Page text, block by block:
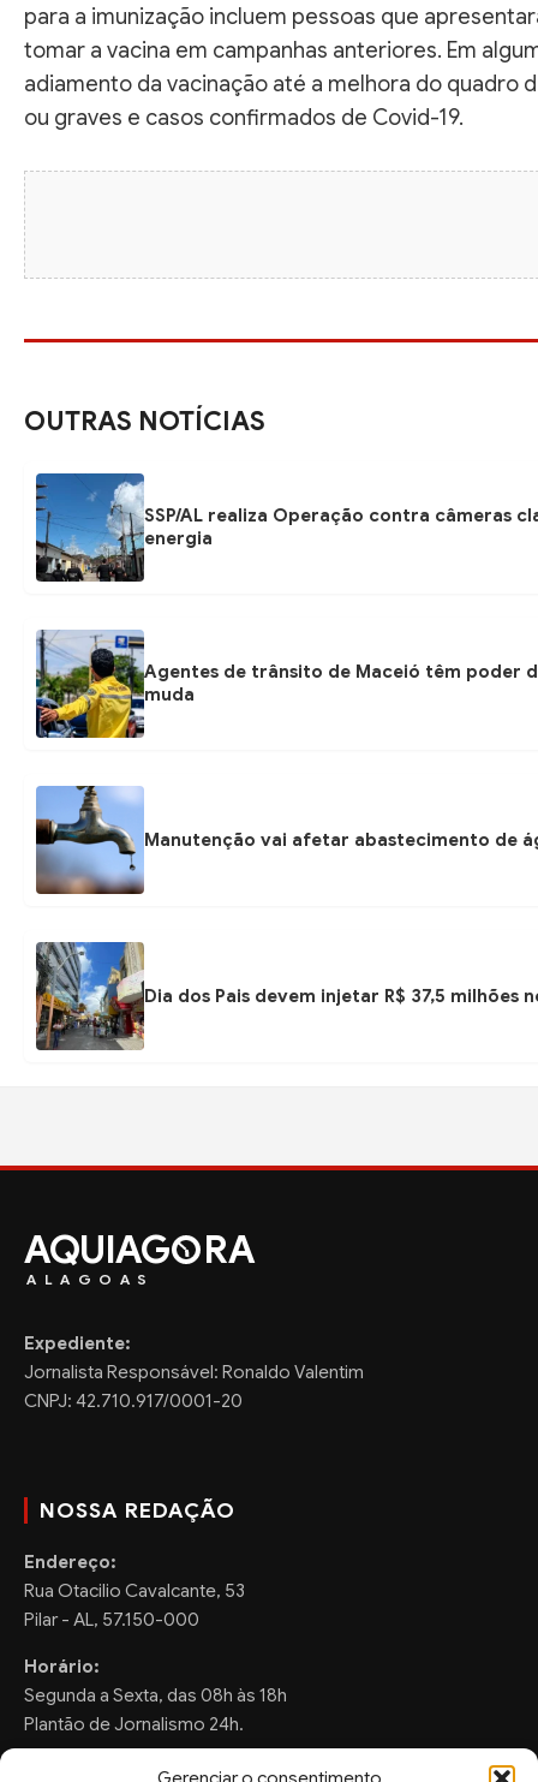
para a imunização incluem pessoas que
tomar a vacina em campanhas anteriores. Em
adiamento da vacinação até a melhora do quadro
ou graves e casos confirmados de Covid-19.
OUTRAS NOTÍCIAS
SSP/AL realiza Operação contra câmeras
energia
Agentes de trânsito de Maceió têm poder
muda
Manutenção vai afetar abastecimento de
Dia dos Pais devem injetar R$ 37,5 milhões
AQUIAG RA
ALAGOAS
Expediente:
Jornalista Responsável: Ronaldo Valentim
CNPJ: 42.710.917/0001-20
NOSSA REDAÇÃO
Endereço:
Rua Otacilio Cavalcante, 53
Pilar - AL, 57.150-000
Horário:
Segunda a Sexta, das 08h às 18h
Plantão de Jornalismo 24h.